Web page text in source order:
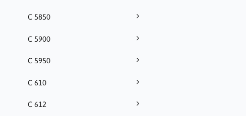
C 5850
C 5900
C 5950
C 610
C 612